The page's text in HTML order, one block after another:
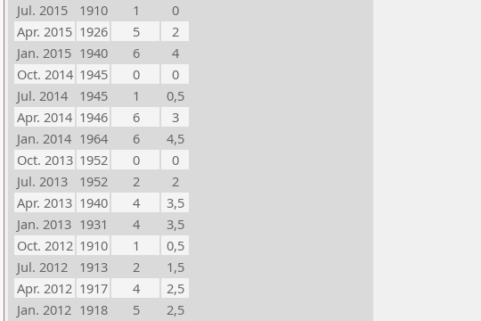
Jul. 2015
1910 1
0
Apr. 2015 1926 5
2
Jan. 2015 1940 6
4
Oct. 2014 1945 0
0
Jul. 2014
1945 1
0,5
Apr. 2014 1946 6
3
Jan. 2014 1964 6
4,5
Oct. 2013 1952 0
0
Jul. 2013
1952 2
2
Apr. 2013 1940 4
3,5
Jan. 2013 1931 4
3,5
Oct. 2012 1910 1
0,5
Jul. 2012
1913 2
1,5
Apr. 2012 1917 4
2,5
Jan. 2012 1918 5
2,5